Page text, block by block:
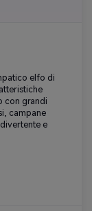
elfo di
con grandi
campane
e